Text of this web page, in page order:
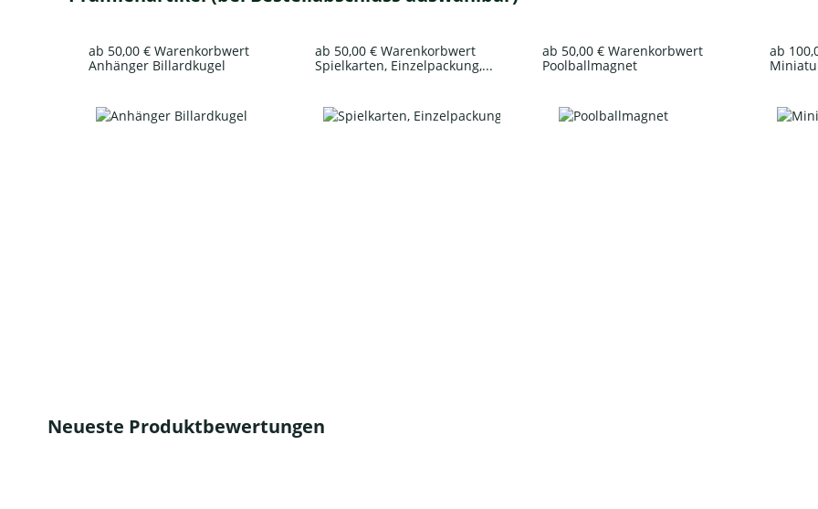
ab 50,00 € Warenkorbwert
Anhänger Billardkugel
ab 50,00 € Warenkorbwert
Spielkarten, Einzelpackung,...
ab 50,00 € Warenkorbwert
Poolballmagnet
ab
Neueste Produktbewertungen